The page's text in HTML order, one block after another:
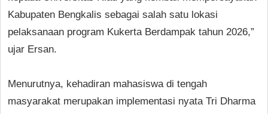
Kabupaten Bengkalis sebagai salah satu lokasi
pelaksanaan program Kukerta Berdampak tahun 2026,”
ujar Ersan.
Menurutnya, kehadiran mahasiswa di tengah
masyarakat merupakan implementasi nyata Tri Dharma